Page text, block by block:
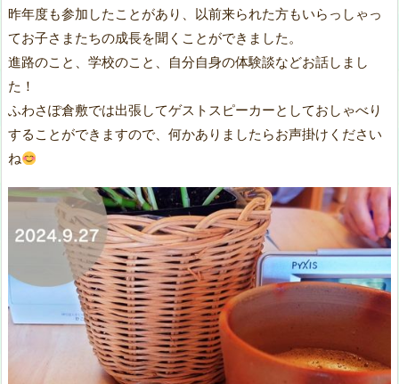
昨年度も参加したことがあり、以前来られた方もいらっしゃっ
てお子さまたちの成長を聞くことができました。
進路のこと、学校のこと、自分自身の体験談などお話しまし
た！
ふわさぽ倉敷では出張してゲストスピーカーとしておしゃべり
することができますので、何かありましたらお声掛けください
ね